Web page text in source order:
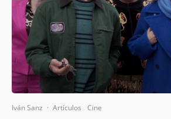
Iván Sanz · Artículos Cine